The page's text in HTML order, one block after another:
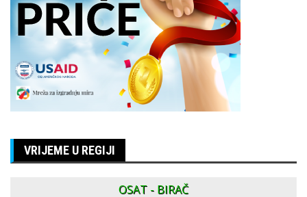
VRIJEME U REGIJI
OSAT - BIRAČ